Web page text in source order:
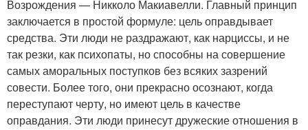
Возрождения — Никколо Макиавелли. Главный принцип
заключается в простой формуле: цель оправдывает
средства. Эти люди не раздражают, как нарциссы, и не
так резки, как психопаты, но способны на совершение
самых аморальных поступков без всяких зазрений
совести. Более того, они прекрасно осознают, когда
переступают черту, но имеют цель в качестве
оправдания. Эти люди принесут дружеские отношения в